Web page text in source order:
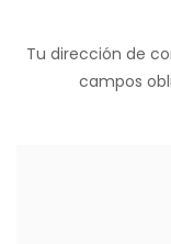
Tu dirección de
campos